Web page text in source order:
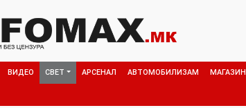
ВИДЕО СВЕТ АРСЕНАЛ АВТОМОБИЛИЗАМ МАГАЗИН